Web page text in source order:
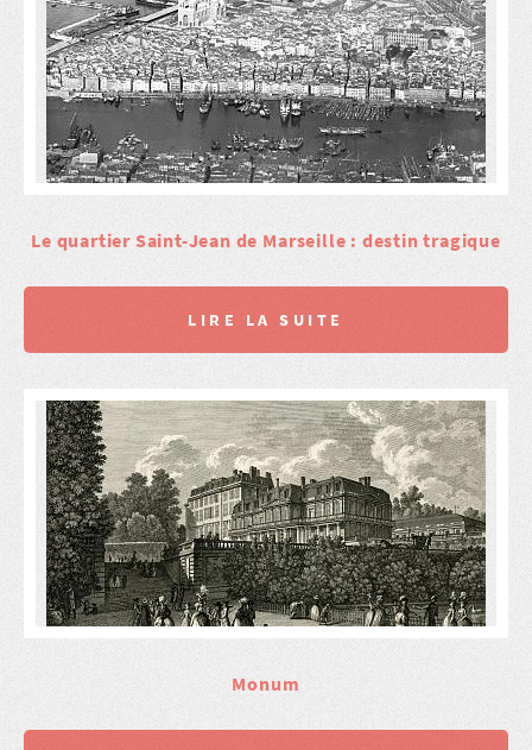
Le quartier Saint-Jean de Marseille : destin tragique
LIRE LA SUITE
Monum